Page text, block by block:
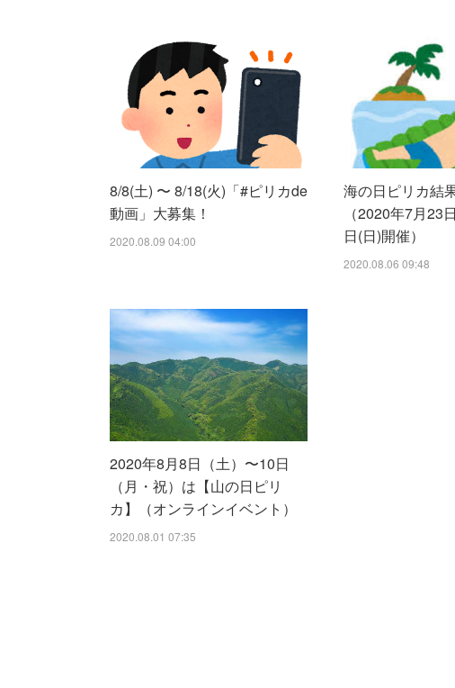
8/8(土) 〜 8/18(火)「#ピリカde
動画」大募集！
2020.08.09 04:00
海の日ピリカ結
（2020年7月23
日(日)開催）
2020.08.06 09:48
2020年8月8日（土）〜10日
（月・祝）は【山の日ピリ
カ】（オンラインイベント）
2020.08.01 07:35